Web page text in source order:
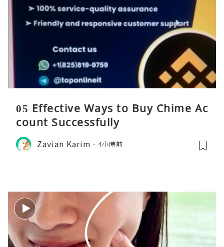
05 Effective Ways to Buy Chime Ac
count Successfully
Zavian Karim 4小時前